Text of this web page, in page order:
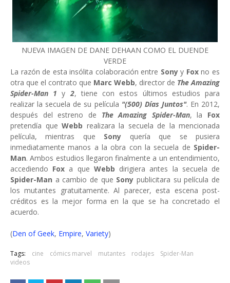
NUEVA IMAGEN DE DANE DEHAAN COMO EL DUENDE
VERDE
La razón de esta insólita colaboración entre Sonyy Foxno es
otra que el contrato que Marc Webb, director de The Amazing
Spider-Man 1 y2, tiene con estos últimos estudios para
realizar la secuela de su película "(500) Días Juntos". En 2012,
después del estreno de The Amazing Spider-Man, la Fox
pretendía que Webb realizara la secuela de la mencionada
película, mientras que Sony quería que se pusiera
inmediatamente manos a la obra con la secuela de Spider-
Man. Ambos estudios llegaron finalmente a un entendimiento,
accediendo Fox a que Webb dirigiera antes la secuela de
Spider-Man a cambio de que Sonypublicitara su película de
los mutantes gratuitamente. Al parecer, esta escena post-
créditos es la mejor forma en la que se ha concretado el
acuerdo.
(Den of Geek, Empire, Variety)
Tags: cine cómics marvel mutantes rodajes
Spider-Man
videos